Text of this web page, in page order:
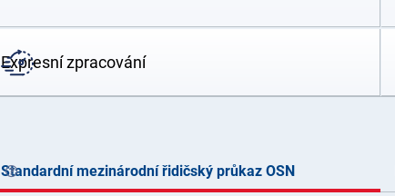
Expresní zpracování
Standardní mezinárodní řidičský průkaz OSN